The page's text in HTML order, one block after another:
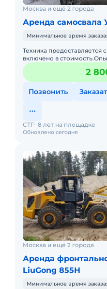
Москва и ещё 2 города
Аренда самосвала
Минимальное время заказа:
Техника предоставляется
включено в
экипаж.Своевременное
закрывающих документов
2
Позвонить
Обновлено сегодня
СТГ 8 лет на площадке
Москва и ещё 2 города
Аренда
LiuGong 855H
Минимальное время заказа: